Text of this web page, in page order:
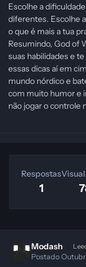
Escolhe a
diferentes. Escolhe
o que é mais a tua
Resumindo, God of
suas habilidades e
essas dicas aí em
mundo nórdico e
com muito humor e
não jogar o controle
Respostas
1
Modash
Postado